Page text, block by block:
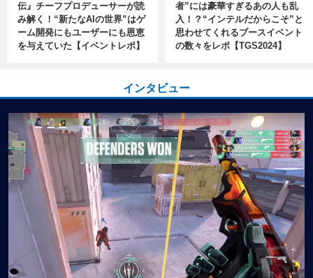
伝』チーフプロデューサーが読
み解く！“新たなAIの世界”はゲ
ーム開発にもユーザーにも恩恵
を与えていた【イベントレポ】
者”には豪華すぎるあの人も乱
入！？“インテルだからこそ”と
思わせてくれるブースイベント
の数々をレポ【TGS2024】
インタビュー